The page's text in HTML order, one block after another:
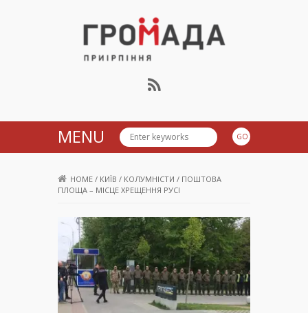
Громада Приірпіння
MENU
HOME / КИЇВ / КОЛУМНІСТИ / ПОШТОВА
ПЛОЩА – МІСЦЕ ХРЕЩЕННЯ РУСІ